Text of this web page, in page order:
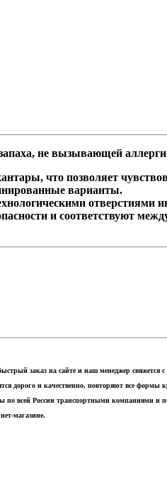
не вызывающей
что позволяет
варианты.
отверстиями
и соответствуют
заказ на сайте и наш менеджер
дорого и качественно, повторяют все формы
по всей России транспортными компаниями
магазине.